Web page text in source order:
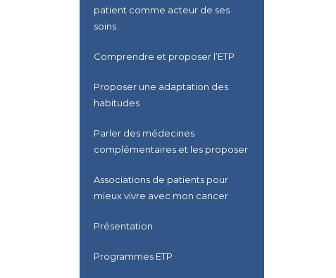
patient comme acteur de ses
soins
Comprendre et proposer l’ETP
Proposer une adaptation des
habitudes
Parler des médecines
complémentaires et les proposer
Associations de patients pour
mieux vivre avec mon cancer
Présentation
Programmes ETP